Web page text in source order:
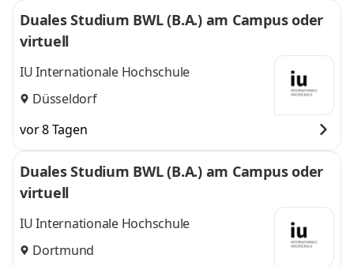
Duales Studium BWL (B.A.) am Campus oder
virtuell
IU Internationale Hochschule
Düsseldorf
vor 8 Tagen
Duales Studium BWL (B.A.) am Campus oder
virtuell
IU Internationale Hochschule
Dortmund